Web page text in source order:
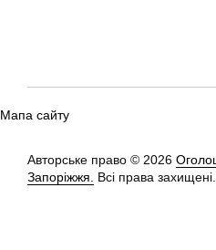
Мапа сайту
Авторське право © 2026
Запоріжжя.
Всі права захищені.